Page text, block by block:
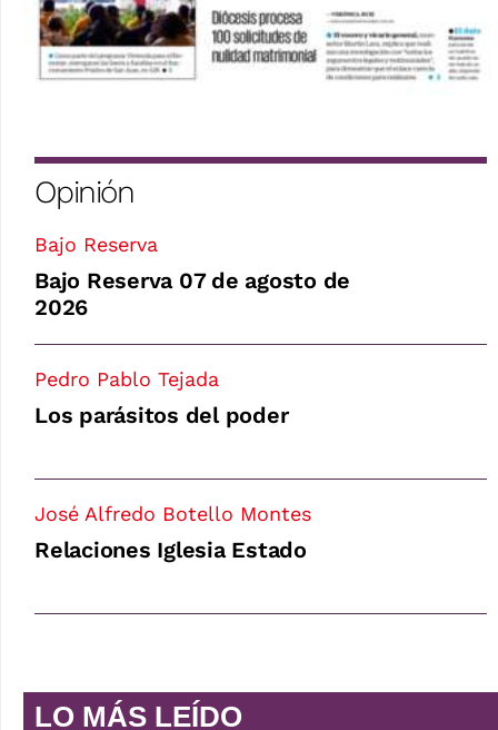
Opinión
Bajo Reserva
Bajo Reserva 07 de agosto de
2026
Pedro Pablo Tejada
Los parásitos del poder
José Alfredo Botello Montes
Relaciones Iglesia Estado
LO MÁS LEÍDO